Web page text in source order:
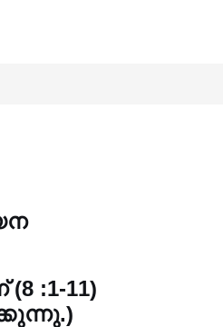
:1-11)